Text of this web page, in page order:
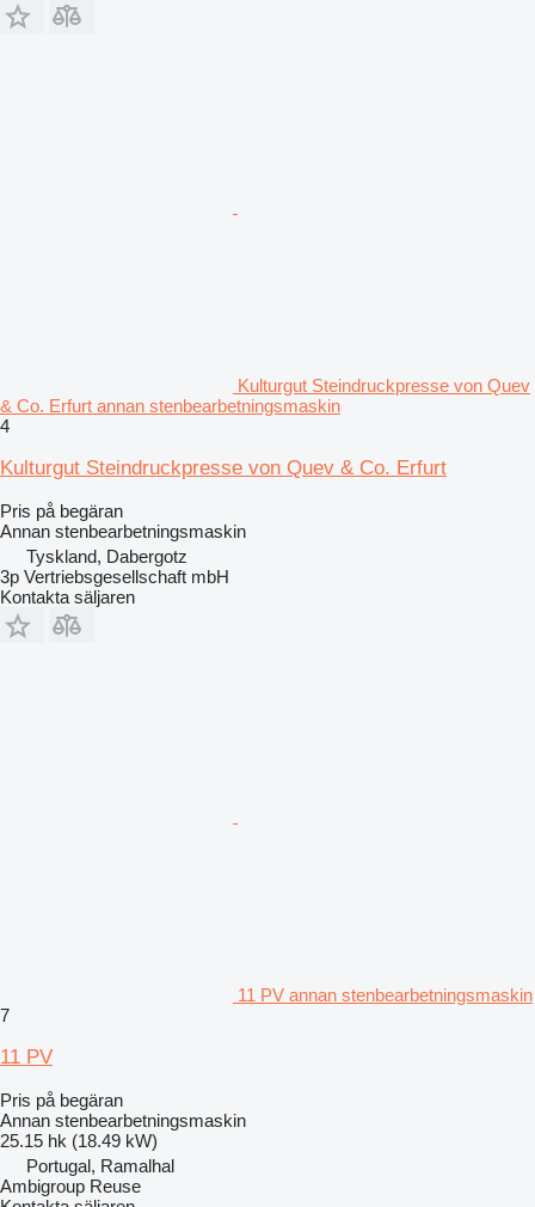
Kulturgut Steindruckpresse von Quev
& Co. Erfurt annan stenbearbetningsmaskin
4
Kulturgut Steindruckpresse von Quev & Co. Erfurt
Pris på begäran
Annan stenbearbetningsmaskin
Tyskland, Dabergotz
3p Vertriebsgesellschaft mbH
Kontakta säljaren
11 PV annan stenbearbetningsmaskin
7
11 PV
Pris på begäran
Annan stenbearbetningsmaskin
25.15 hk (18.49 kW)
Portugal, Ramalhal
Ambigroup Reuse